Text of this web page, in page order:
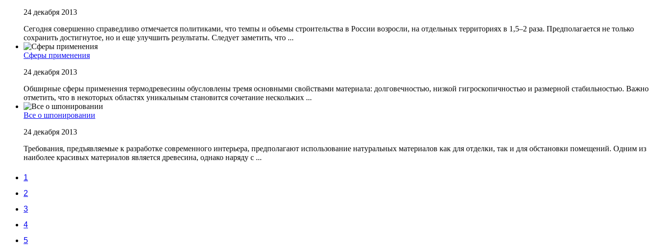
24 декабря 2013
Сегодня совершенно справедливо отмечается политиками, что темпы и объемы строительства в России возросли, на отдельных территориях в 1,5–2 раза. Предполагается не только
сохранить достигнутое, но и еще улучшить результаты. Следует заметить, что ...
Сферы применения
24 декабря 2013
Обширные сферы применения термодревесины обусловлены тремя основными свойствами материала: долговечностью, низкой гигроскопичностью и размерной стабильностью. Важно
отметить, что в некоторых областях уникальным становится сочетание нескольких ...
Все о шпонировании
24 декабря 2013
Требования, предъявляемые к разработке современного интерьера, предполагают использование натуральных материалов как для отделки, так и для обстановки помещений. Одним из
наиболее красивых материалов является древесина, однако наряду с ...
1
2
3
4
5